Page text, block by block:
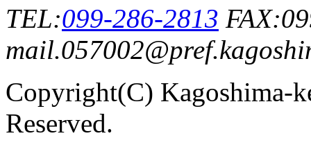
TEL:099-286-2813
Copyright(C) Kagoshima-
Reserved.